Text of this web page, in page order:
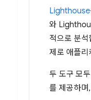
Lighthouse
와
적으로 분
제로 애플리
두 도구 모
를 제공하